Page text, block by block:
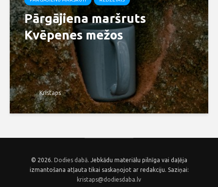
Pārgājiena maršruts
Kvēpenes mežos
Kristaps
© 2026. Dodies dabā. Jebkādu materiālu pilnīga vai daļēja
izmantošana atļauta tikai saskaņojot ar redakciju. Saziņai:
kristaps@dodiesdaba.lv